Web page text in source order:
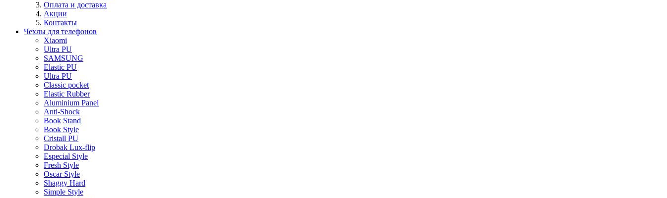
Оплата и доставка
Акции
Контакты
Чехлы для телефонов
Xiaomi
Ultra PU
SAMSUNG
Elastic PU
Ultra PU
Classic pocket
Elastic Rubber
Aluminium Panel
Anti-Shock
Book Stand
Book Style
Cristall PU
Drobak Lux-flip
Especial Style
Fresh Style
Oscar Style
Shaggy Hard
Simple Style